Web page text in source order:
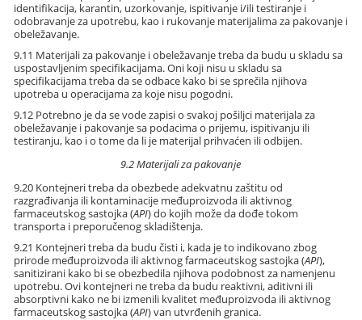
identifikacija, karantin, uzorkovanje, ispitivanje i/ili testiranje i
odobravanje za upotrebu, kao i rukovanje materijalima za pakovanje i
obeležavanje.
9.11 Materijali za pakovanje i obeležavanje treba da budu u skladu sa
uspostavljenim specifikacijama. Oni koji nisu u skladu sa
specifikacijama treba da se odbace kako bi se sprečila njihova
upotreba u operacijama za koje nisu pogodni.
9.12 Potrebno je da se vode zapisi o svakoj pošiljci materijala za
obeležavanje i pakovanje sa podacima o prijemu, ispitivanju ili
testiranju, kao i o tome da li je materijal prihvaćen ili odbijen.
9.2 Materijali za pakovanje
9.20 Kontejneri treba da obezbede adekvatnu zaštitu od
razgrađivanja ili kontaminacije međuproizvoda ili aktivnog
farmaceutskog sastojka (API) do kojih može da dođe tokom
transporta i preporučenog skladištenja.
9.21 Kontejneri treba da budu čisti i, kada je to indikovano zbog
prirode međuproizvoda ili aktivnog farmaceutskog sastojka (API),
sanitizirani kako bi se obezbedila njihova podobnost za namenjenu
upotrebu. Ovi kontejneri ne treba da budu reaktivni, aditivni ili
absorptivni kako ne bi izmenili kvalitet međuproizvoda ili aktivnog
farmaceutskog sastojka (API) van utvrđenih granica.